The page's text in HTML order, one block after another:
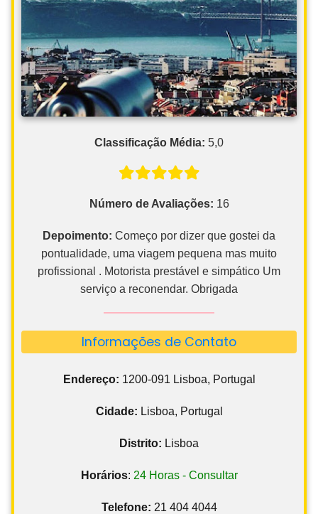
Classificação Média: 5,0
Número de Avaliações: 16
Depoimento: Começo por dizer que gostei da
pontualidade, uma viagem pequena mas muito
profissional . Motorista prestável e simpático Um
serviço a reconendar. Obrigada
Informações de Contato
Endereço: 1200-091 Lisboa, Portugal
Cidade: Lisboa, Portugal
Distrito: Lisboa
Horários: 24 Horas - Consultar
Telefone: 21 404 4044